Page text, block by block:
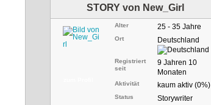
STORY von New_Girl
Alter 25 - 35 Jahre
Ort Deutschland
Registriert
seit
9 Jahren 10
Monaten
Aktivität kaum aktiv (0%)
Status Storywriter